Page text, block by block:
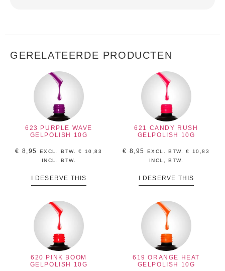
GERELATEERDE PRODUCTEN
623 PURPLE WAVE
GELPOLISH 10G
€ 8,95 EXCL. BTW.€
10,83
INCL, BTW.
I DESERVE THIS
621 CANDY RUSH
GELPOLISH 10G
€ 8,95 EXCL. BTW.€
10,83
INCL, BTW.
I DESERVE THIS
620 PINK BOOM
GELPOLISH 10G
619 ORANGE HEAT
GELPOLISH 10G